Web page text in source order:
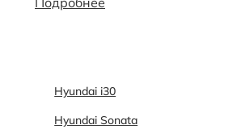
Hyundai i30
Hyundai Sonata